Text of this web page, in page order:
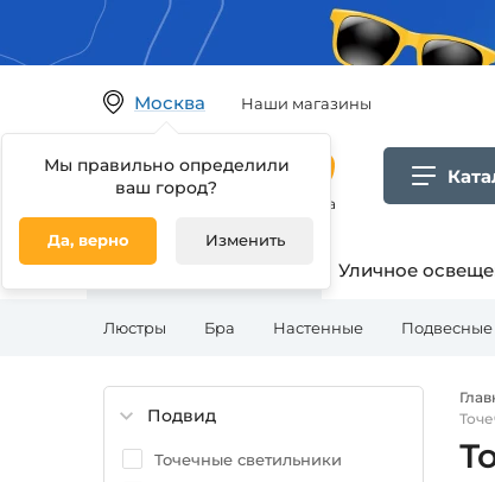
Москва
Мы правильно определили
ваш город?
Да, верно Изменить
Наши магазины
Гипермаркет товаров для дома
Освещение для дома Уличное
Люстры Бра Настенные Подвесные
Подвид
Точечные светильники